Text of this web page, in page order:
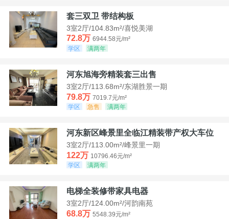
套三双卫 带结构板
3室2厅/104.83m²/喜悦美湖
72.8万 6944.58元/m²
学区
满两年
河东旭海旁精装套三出售
3室2厅/113.68m²/东湖胜景一期
79.8万 7019.7元/m²
学区
急售 满两年
河东新区峰景里全临江精装带产权大车位
3室2厅/113.00m²/峰景里一期
122万 10796.46元/m²
学区
满两年
电梯全装修带家具电器
3室2厅/124.00m²/河韵南苑
68.8万 5548.39元/m²